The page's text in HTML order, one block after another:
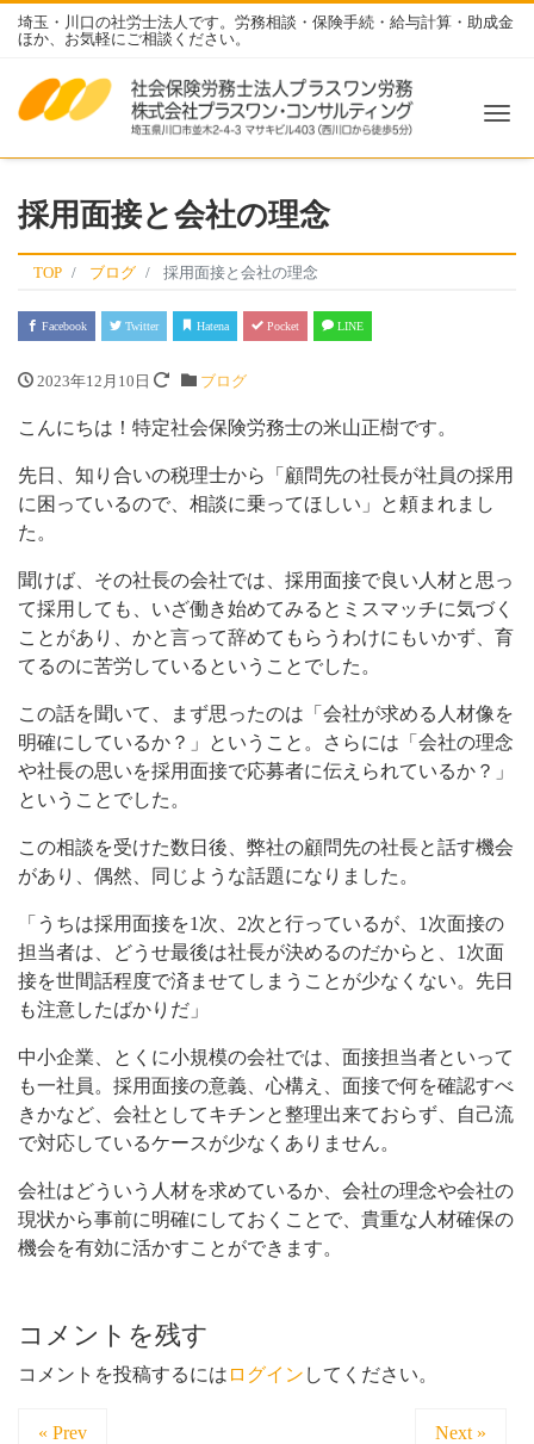
埼玉・川口の社労士法人です。労務相談・保険手続・給与計算・助成金
ほか、お気軽にご相談ください。
採用面接と会社の理念
TOP ブログ 採用面接と会社の理念
Facebook Twitter Hatena Pocket LINE
2023年12月10日 ブログ
こんにちは！特定社会保険労務士の米山正樹です。
先日、知り合いの税理士から「顧問先の社長が社員の採用
に困っているので、相談に乗ってほしい」と頼まれまし
た。
聞けば、その社長の会社では、採用面接で良い人材と思っ
て採用しても、いざ働き始めてみるとミスマッチに気づく
ことがあり、かと言って辞めてもらうわけにもいかず、育
てるのに苦労しているということでした。
この話を聞いて、まず思ったのは「会社が求める人材像を
明確にしているか？」ということ。さらには「会社の理念
や社長の思いを採用面接で応募者に伝えられているか？」
ということでした。
この相談を受けた数日後、弊社の顧問先の社長と話す機会
があり、偶然、同じような話題になりました。
「うちは採用面接を1次、2次と行っているが、1次面接の
担当者は、どうせ最後は社長が決めるのだからと、1次面
接を世間話程度で済ませてしまうことが少なくない。先日
も注意したばかりだ」
中小企業、とくに小規模の会社では、面接担当者といって
も一社員。採用面接の意義、心構え、面接で何を確認すべ
きかなど、会社としてキチンと整理出来ておらず、自己流
で対応しているケースが少なくありません。
会社はどういう人材を求めているか、会社の理念や会社の
現状から事前に明確にしておくことで、貴重な人材確保の
機会を有効に活かすことができます。
コメントを残す
コメントを投稿するには ログイン してください。
« Prev Next »